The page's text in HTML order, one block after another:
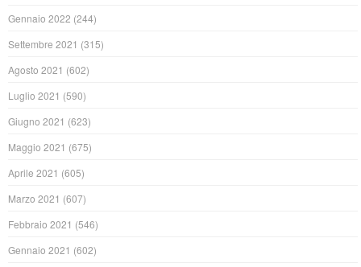
Gennaio 2022 (244)
Settembre 2021 (315)
Agosto 2021 (602)
Luglio 2021 (590)
Giugno 2021 (623)
Maggio 2021 (675)
Aprile 2021 (605)
Marzo 2021 (607)
Febbraio 2021 (546)
Gennaio 2021 (602)